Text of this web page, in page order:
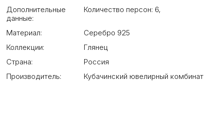
Дополнительные
данные:
Количество персон: 6,
Материал:
Серебро 925
Коллекции:
Глянец
Страна:
Россия
Производитель:
Кубачинский ювелирный комбинат